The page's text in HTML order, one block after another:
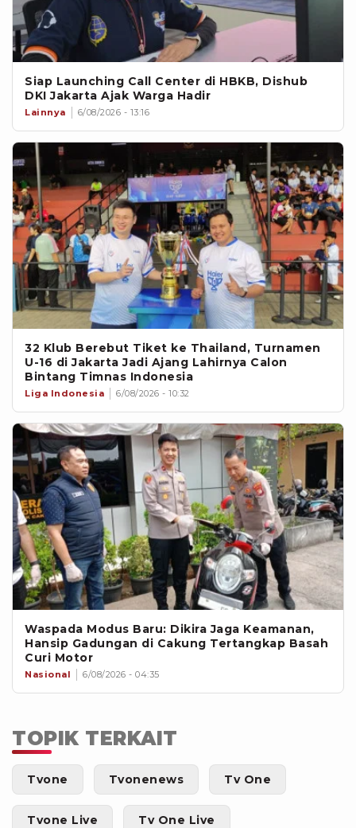
Siap Launching Call Center di HBKB, Dishub
DKI Jakarta Ajak Warga Hadir
Lainnya 6/08/2026 - 13:16
32 Klub Berebut Tiket ke Thailand, Turnamen
U-16 di Jakarta Jadi Ajang Lahirnya Calon
Bintang Timnas Indonesia
Liga Indonesia 6/08/2026 - 10:32
Waspada Modus Baru: Dikira Jaga Keamanan,
Hansip Gadungan di Cakung Tertangkap Basah
Curi Motor
Nasional 6/08/2026 - 04:35
TOPIK TERKAIT
Tvone Tvonenews Tv One
Tvone Live Tv One Live